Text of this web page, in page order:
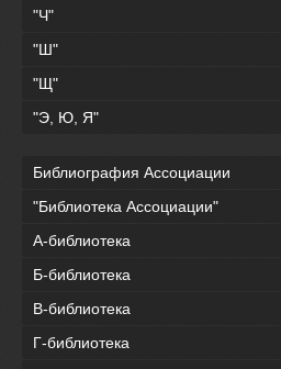
"Ч"
"Ш"
"Щ"
"Э, Ю, Я"
Библиография Ассоциации
"Библиотека Ассоциации"
А-библиотека
Б-библиотека
В-библиотека
Г-библиотека